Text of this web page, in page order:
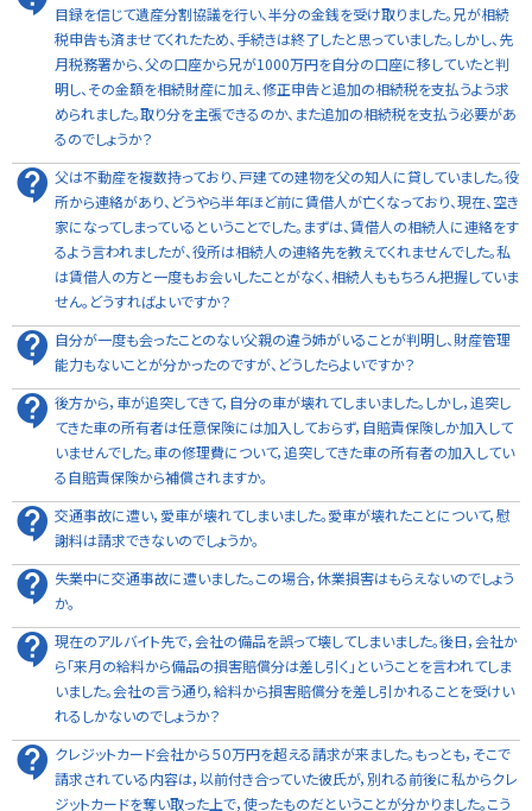
目録を信じて遺産分割協議を行い、半分の金銭を受け取りました。兄が相続
税申告も済ませてくれたため、手続きは終了したと思っていました。しかし、先
月税務署から、父の口座から兄が1000万円を自分の口座に移していたと判
明し、その金額を相続財産に加え、修正申告と追加の相続税を支払うよう求
められました。取り分を主張できるのか、また追加の相続税を支払う必要があ
るのでしょうか？
父は不動産を複数持っており、戸建ての建物を父の知人に貸していました。役
所から連絡があり、どうやら半年ほど前に賃借人が亡くなっており、現在、空き
家になってしまっているということでした。まずは、賃借人の相続人に連絡をす
るよう言われましたが、役所は相続人の連絡先を教えてくれませんでした。私
は賃借人の方と一度もお会いしたことがなく、相続人ももちろん把握していま
せん。どうすればよいですか？
自分が一度も会ったことのない父親の違う姉がいることが判明し、財産管理
能力もないことが分かったのですが、どうしたらよいですか？
後方から，車が追突してきて，自分の車が壊れてしまいました。しかし，追突し
てきた車の所有者は任意保険には加入しておらず，自賠責保険しか加入して
いませんでした。車の修理費について，追突してきた車の所有者の加入してい
る自賠責保険から補償されますか。
交通事故に遭い，愛車が壊れてしまいました。愛車が壊れたことについて，慰
謝料は請求できないのでしょうか。
失業中に交通事故に遭いました。この場合，休業損害はもらえないのでしょう
か。
現在のアルバイト先で，会社の備品を誤って壊してしまいました。後日，会社か
ら「来月の給料から備品の損害賠償分は差し引く」ということを言われてしま
いました。会社の言う通り，給料から損害賠償分を差し引かれることを受けい
れるしかないのでしょうか？
クレジットカード会社から５０万円を超える請求が来ました。もっとも，そこで
請求されている内容は，以前付き合っていた彼氏が，別れる前後に私からクレ
ジットカードを奪い取った上で，使ったものだということが分かりました。こう